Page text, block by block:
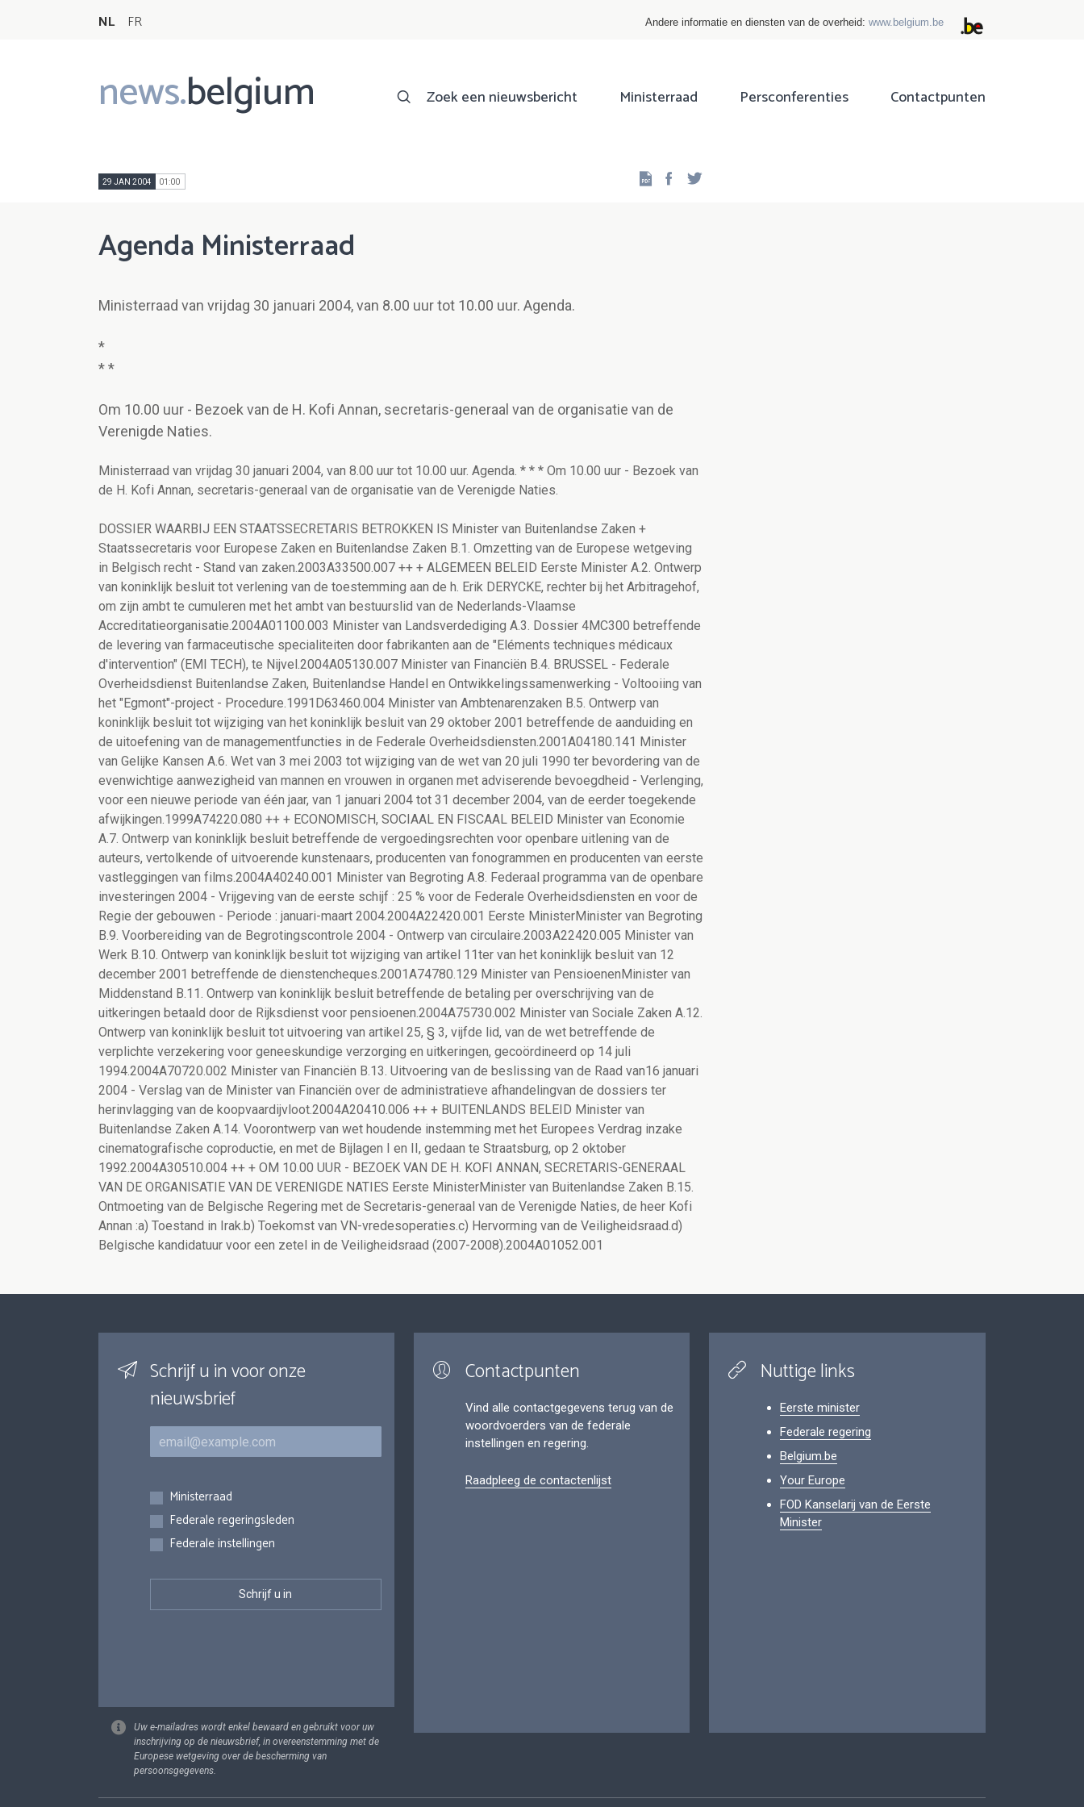
NL FR Andere informatie en diensten van de overheid: www.belgium.be
news.belgium
Main
navigation
Zoek een nieuwsbericht Ministerraad Persconferenties Contactpunten
29 JAN 2004 01:00 Facebook
Agenda Ministerraad
Ministerraad van vrijdag 30 januari 2004, van 8.00 uur tot 10.00 uur. Agenda.
*
* *
Om 10.00 uur - Bezoek van de H. Kofi Annan, secretaris-generaal van de organisatie van de
Verenigde Naties.
Ministerraad van vrijdag 30 januari 2004, van 8.00 uur tot 10.00 uur. Agenda. * * * Om 10.00 uur - Bezoek van
de H. Kofi Annan, secretaris-generaal van de organisatie van de Verenigde Naties.
DOSSIER WAARBIJ EEN STAATSSECRETARIS BETROKKEN IS Minister van Buitenlandse Zaken +
Staatssecretaris voor Europese Zaken en Buitenlandse Zaken B.1. Omzetting van de Europese wetgeving
in Belgisch recht - Stand van zaken.2003A33500.007 ++ + ALGEMEEN BELEID Eerste Minister A.2. Ontwerp
van koninklijk besluit tot verlening van de toestemming aan de h. Erik DERYCKE, rechter bij het Arbitragehof,
om zijn ambt te cumuleren met het ambt van bestuurslid van de Nederlands-Vlaamse
Accreditatieorganisatie.2004A01100.003 Minister van Landsverdediging A.3. Dossier 4MC300 betreffende
de levering van farmaceutische specialiteiten door fabrikanten aan de "Eléments techniques médicaux
d'intervention" (EMI TECH), te Nijvel.2004A05130.007 Minister van Financiën B.4. BRUSSEL - Federale
Overheidsdienst Buitenlandse Zaken, Buitenlandse Handel en Ontwikkelingssamenwerking - Voltooiing van
het "Egmont"-project - Procedure.1991D63460.004 Minister van Ambtenarenzaken B.5. Ontwerp van
koninklijk besluit tot wijziging van het koninklijk besluit van 29 oktober 2001 betreffende de aanduiding en
de uitoefening van de managementfuncties in de Federale Overheidsdiensten.2001A04180.141 Minister
van Gelijke Kansen A.6. Wet van 3 mei 2003 tot wijziging van de wet van 20 juli 1990 ter bevordering van de
evenwichtige aanwezigheid van mannen en vrouwen in organen met adviserende bevoegdheid - Verlenging,
voor een nieuwe periode van één jaar, van 1 januari 2004 tot 31 december 2004, van de eerder toegekende
afwijkingen.1999A74220.080 ++ + ECONOMISCH, SOCIAAL EN FISCAAL BELEID Minister van Economie
A.7. Ontwerp van koninklijk besluit betreffende de vergoedingsrechten voor openbare uitlening van de
auteurs, vertolkende of uitvoerende kunstenaars, producenten van fonogrammen en producenten van eerste
vastleggingen van films.2004A40240.001 Minister van Begroting A.8. Federaal programma van de openbare
investeringen 2004 - Vrijgeving van de eerste schijf : 25 % voor de Federale Overheidsdiensten en voor de
Regie der gebouwen - Periode : januari-maart 2004.2004A22420.001 Eerste MinisterMinister van Begroting
B.9. Voorbereiding van de Begrotingscontrole 2004 - Ontwerp van circulaire.2003A22420.005 Minister van
Werk B.10. Ontwerp van koninklijk besluit tot wijziging van artikel 11ter van het koninklijk besluit van 12
december 2001 betreffende de dienstencheques.2001A74780.129 Minister van PensioenenMinister van
Middenstand B.11. Ontwerp van koninklijk besluit betreffende de betaling per overschrijving van de
uitkeringen betaald door de Rijksdienst voor pensioenen.2004A75730.002 Minister van Sociale Zaken A.12.
Ontwerp van koninklijk besluit tot uitvoering van artikel 25, § 3, vijfde lid, van de wet betreffende de
verplichte verzekering voor geneeskundige verzorging en uitkeringen, gecoördineerd op 14 juli
1994.2004A70720.002 Minister van Financiën B.13. Uitvoering van de beslissing van de Raad van16 januari
2004 - Verslag van de Minister van Financiën over de administratieve afhandelingvan de dossiers ter
herinvlagging van de koopvaardijvloot.2004A20410.006 ++ + BUITENLANDS BELEID Minister van
Buitenlandse Zaken A.14. Voorontwerp van wet houdende instemming met het Europees Verdrag inzake
cinematografische coproductie, en met de Bijlagen I en II, gedaan te Straatsburg, op 2 oktober
1992.2004A30510.004 ++ + OM 10.00 UUR - BEZOEK VAN DE H. KOFI ANNAN, SECRETARIS-GENERAAL
VAN DE ORGANISATIE VAN DE VERENIGDE NATIES Eerste MinisterMinister van Buitenlandse Zaken B.15.
Ontmoeting van de Belgische Regering met de Secretaris-generaal van de Verenigde Naties, de heer Kofi
Annan :a) Toestand in Irak.b) Toekomst van VN-vredesoperaties.c) Hervorming van de Veiligheidsraad.d)
Belgische kandidatuur voor een zetel in de Veiligheidsraad (2007-2008).2004A01052.001
Schrijf u in voor onze
nieuwsbrief
E-mail
Inschrijvingen
Ministerraad
Federale regeringsleden
Federale instellingen
Uw e-mailadres wordt enkel bewaard en gebruikt voor uw
inschrijving op de nieuwsbrief, in overeenstemming met de
Europese wetgeving over de bescherming van
persoonsgegevens.
Contactpunten
Vind alle contactgegevens terug van de
woordvoerders van de federale
instellingen en regering.
Raadpleeg de contactenlijst
Nuttige links
Eerste minister
Federale regering
Belgium.be
Your Europe
FOD Kanselarij van de Eerste
Minister